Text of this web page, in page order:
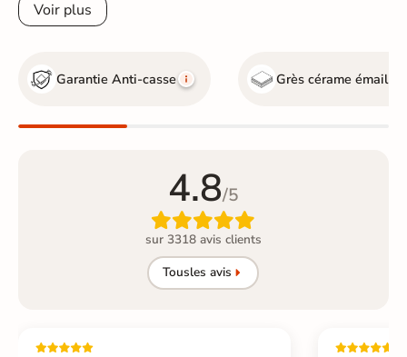
Voir plus
Garantie Anti-casse Grès cérame émaillé
4.8/5

sur 3318 avis clients
Tousles avis